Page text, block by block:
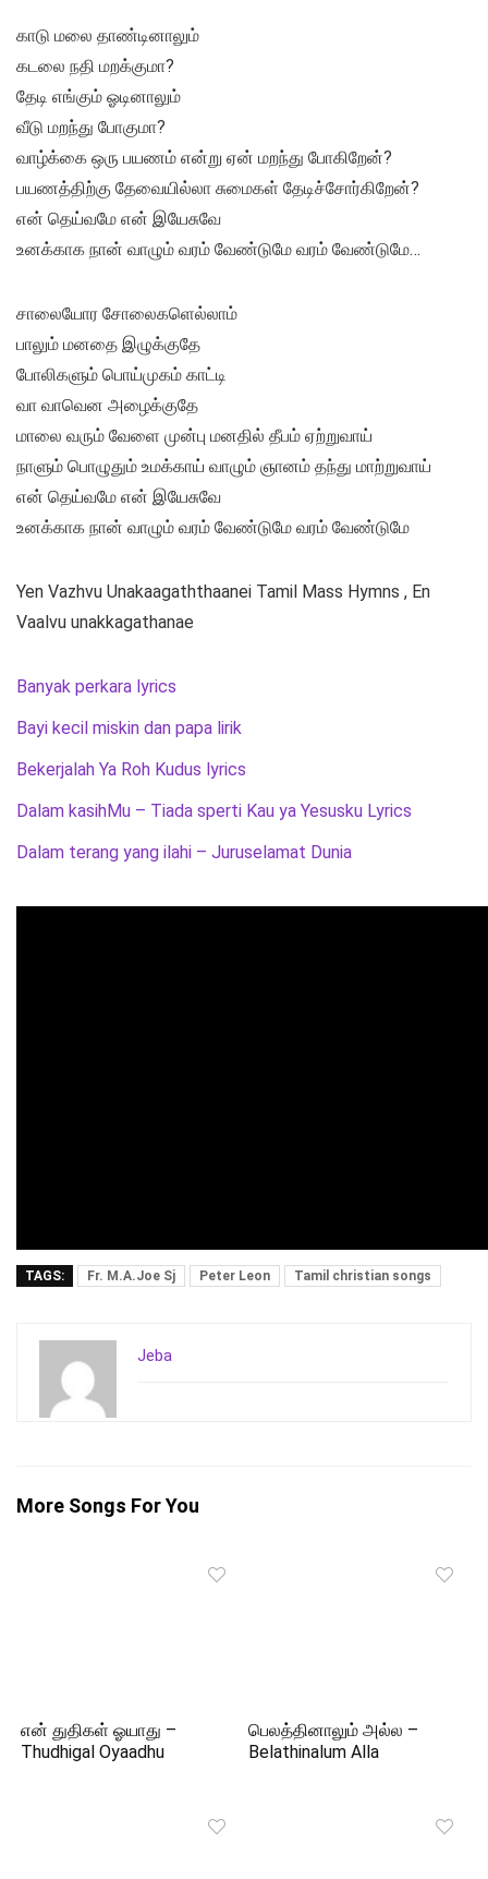
காடு மலை தாண்டினாலும்
கடலை நதி மறக்குமா?
தேடி எங்கும் ஓடினாலும்
வீடு மறந்து போகுமா?
வாழ்க்கை ஒரு பயணம் என்று ஏன் மறந்து போகிறேன்?
பயணத்திற்கு தேவையில்லா சுமைகள் தேடிச்சோர்கிறேன்?
என் தெய்வமே என் இயேசுவே
உனக்காக நான் வாழும் வரம் வேண்டுமே வரம் வேண்டுமே…
சாலையோர சோலைகளெல்லாம்
பாலும் மனதை இழுக்குதே
போலிகளும் பொய்முகம் காட்டி
வா வாவென அழைக்குதே
மாலை வரும் வேளை முன்பு மனதில் தீபம் ஏற்றுவாய்
நாளும் பொழுதும் உமக்காய் வாழும் ஞானம் தந்து மாற்றுவாய்
என் தெய்வமே என் இயேசுவே
உனக்காக நான் வாழும் வரம் வேண்டுமே வரம் வேண்டுமே
Yen Vazhvu Unakaagaththaanei Tamil Mass Hymns , En
Vaalvu unakkagathanae
Banyak perkara lyrics
Bayi kecil miskin dan papa lirik
Bekerjalah Ya Roh Kudus lyrics
Dalam kasihMu – Tiada sperti Kau ya Yesusku Lyrics
Dalam terang yang ilahi – Juruselamat Dunia
TAGS: Fr. M.A.Joe Sj Peter Leon Tamil christian songs
Jeba
More Songs For You
என் துதிகள் ஓயாது –
Thudhigal Oyaadhu
பெலத்தினாலும் அல்ல –
Belathinalum Alla